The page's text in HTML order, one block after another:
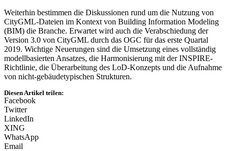
Weiterhin bestimmen die Diskussionen rund um die Nutzung von
CityGML-Dateien im Kontext von Building Information Modeling
(BIM) die Branche. Erwartet wird auch die Verabschiedung der
Version 3.0 von CityGML durch das OGC für das erste Quartal
2019. Wichtige Neuerungen sind die Umsetzung eines vollständig
modellbasierten Ansatzes, die Harmonisierung mit der INSPIRE-
Richtlinie, die Überarbeitung des LoD-Konzepts und die Aufnahme
von nicht-gebäudetypischen Strukturen.
Diesen Artikel teilen:
Facebook
Twitter
LinkedIn
XING
WhatsApp
Email